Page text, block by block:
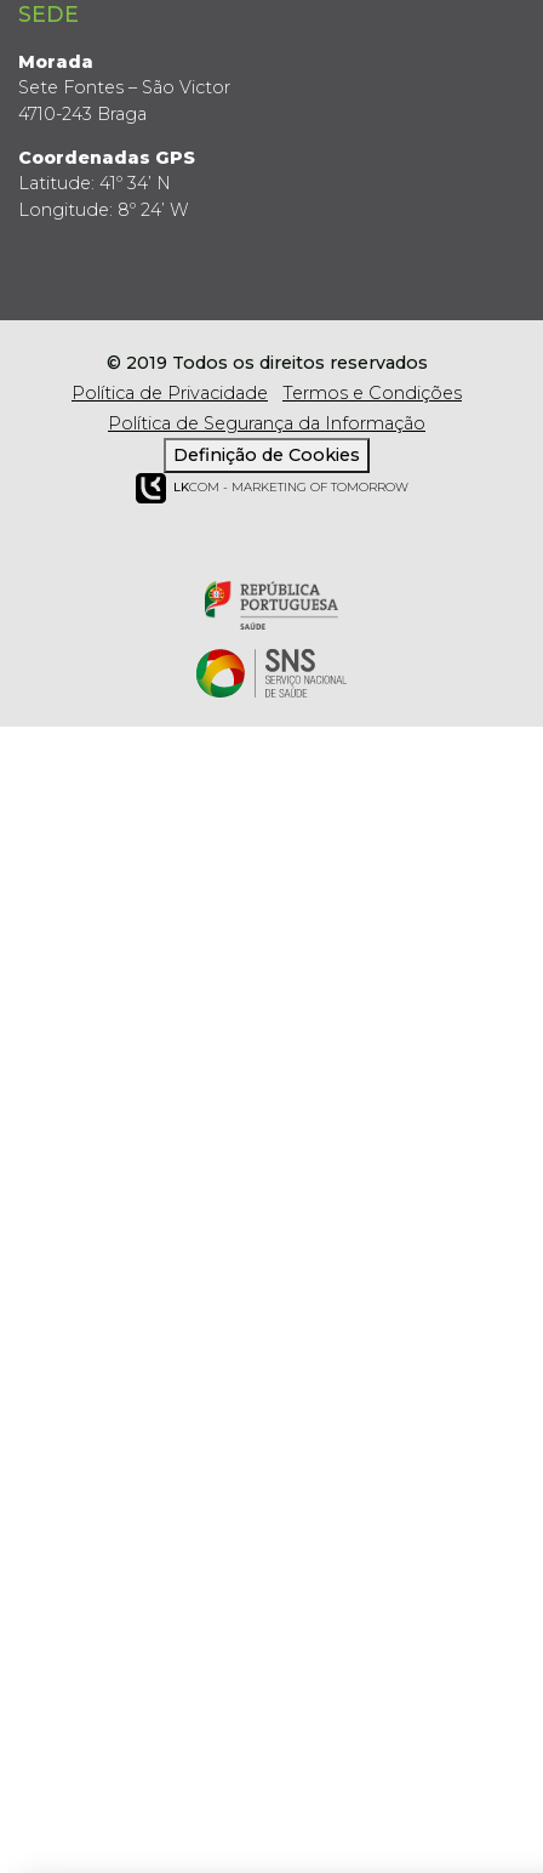
SEDE
Morada
Sete Fontes – São Victor
4710-243 Braga
Coordenadas GPS
Latitude: 41º 34’ N
Longitude: 8º 24’ W
© 2019 Todos os direitos reservados
Política de Privacidade
Termos e Condições
Política de Segurança da Informação
Definição de Cookies
LKCOM - MARKETING OF TOMORROW